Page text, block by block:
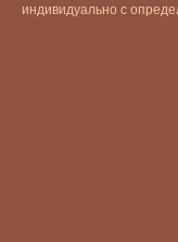
индивидуально с